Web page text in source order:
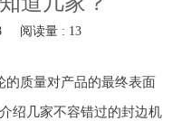
阅读量 : 13
的质量对产品的最终表面
绍几家不容错过的封边机